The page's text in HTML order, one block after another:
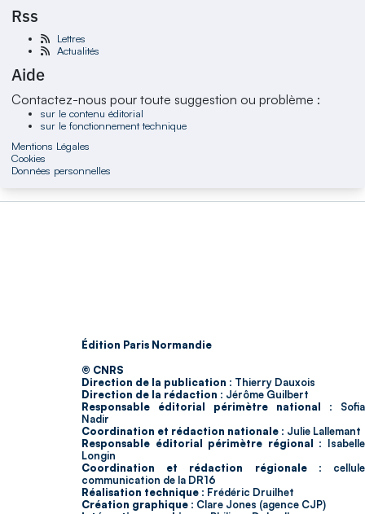
Rss
Lettres
Actualités
Aide
Contactez-nous pour toute suggestion ou problème :
sur le contenu éditorial
sur le fonctionnement technique
Mentions Légales
Cookies
Données personnelles
Édition Paris Normandie
© CNRS
Direction de la publication : Thierry Dauxois
Direction de la rédaction : Jérôme Guilbert
Responsable éditorial périmètre national : Sofia
Nadir
Coordination et rédaction nationale : Julie Lallemant
Responsable éditorial périmètre régional : Isabelle
Longin
Coordination et rédaction régionale : cellule
communication de la DR16
Réalisation technique : Frédéric Druilhet
Création graphique : Clare Jones (agence CJP)